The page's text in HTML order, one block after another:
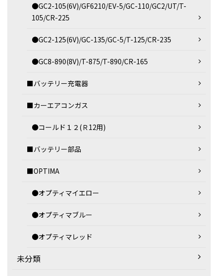
●GC2-105(6V)/GF6210/EV-5/GC-110/GC2/UT/T-
105/CR-225
●GC2-125(6V)/GC-135/GC-5/T-125/CR-235
●GC8-890(8V)/T-875/T-890/CR-165
■バッテリー充電器
■カーエアコンガス
●コールド１２(Ｒ12用)
■バッテリー部品
■OPTIMA
●オプティマイエロー
●オプティマブルー
●オプティマレッド
未分類